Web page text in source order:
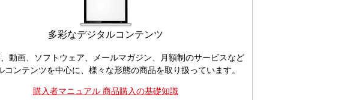
多彩なデジタルコンテンツ
動画、ソフトウェア、メールマガジン、月額制のサービスなど
コンテンツを中心に、様々な形態の商品を取り扱っています。
購入者マニュアル 商品購入の基礎知識